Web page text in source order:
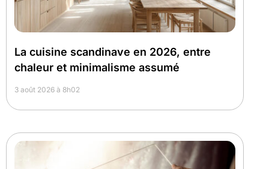
La cuisine scandinave en 2026, entre
chaleur et minimalisme assumé
3 août 2026 à 8h02